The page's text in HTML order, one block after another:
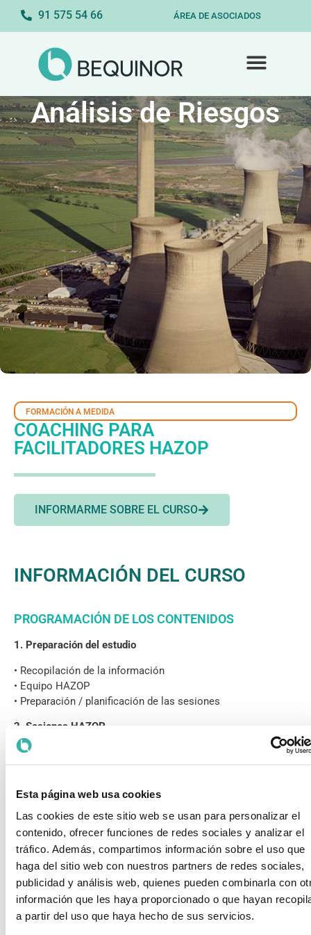
Esta página web usa cookies
Las cookies de este sitio web se usan para personalizar el
contenido, ofrecer funciones de redes sociales y analizar el
tráfico. Además, compartimos información sobre el uso que
haga del sitio web con nuestros partners de redes sociales,
publicidad y análisis web, quienes pueden combinarla con
información que les haya proporcionado o que hayan
a partir del uso que haya hecho de sus servicios.
91 575 54 66 ÁREA DE ASOCIADOS
FORMACIÓN A MEDIDA
COACHING PARA
FACILITADORES HAZOP
INFORMARME SOBRE EL CURSO
Análisis de Riesgos
INFORMACIÓN DEL CURSO
PROGRAMACIÓN DE LOS CONTENIDOS
1. Preparación del estudio
• Recopilación de la información
• Equipo HAZOP
• Preparación / planificación de las sesiones
2. Sesiones HAZOP
• Causas creíbles
• Consecuencias
• Valoración del riesgo
• Recomendaciones
3. Después de las sesiones
Seguimiento y cierre de recomendaciones.
Para cada uno de estos temas el facilitador dispondrá de
varios ejemplos con los que los facilitadores PHA se han
encontrado a lo largo de su experiencia profesional (la
“galería de los horrores HAZOP”), que podrá utilizar para